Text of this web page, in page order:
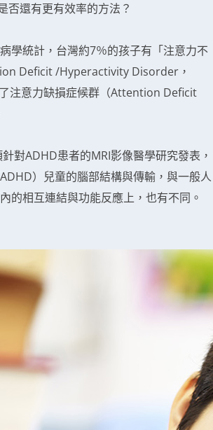
還有更有效率的方法？
統計，台灣約7％的孩子有「注意力不
Deficit /Hyperactivity Disorder，
注意力缺損症候群（Attention Deficit
ADHD患者的MRI影像醫學研究發表，
）兒童的腦部結構與傳輸，與一般人
的相互連結與功能反應上，也有不同。